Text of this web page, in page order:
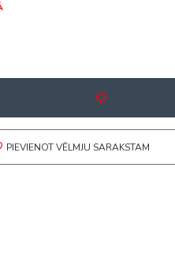
PIEVIENOT VĒLMJU SARAKSTAM